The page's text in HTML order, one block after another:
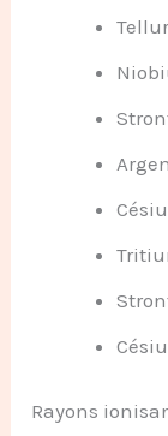
Rayons